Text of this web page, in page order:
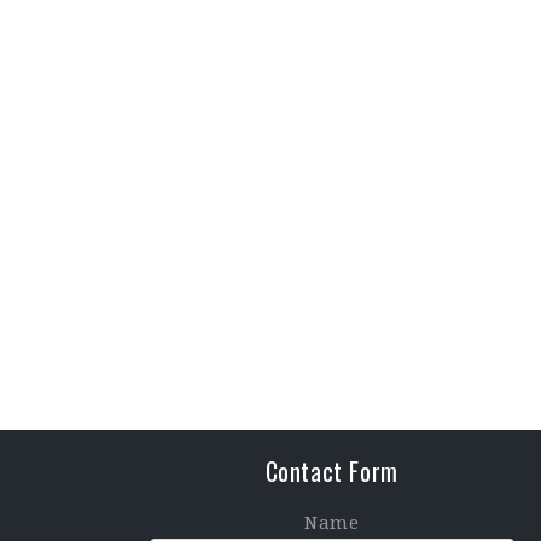
Contact Form
Name